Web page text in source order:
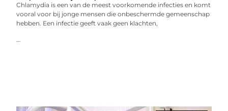
Chlamydia is een van de meest voorkomende infecties en komt
vooral voor bij jonge mensen die onbeschermde gemeenschap
hebben. Een infectie geeft vaak geen klachten,
...